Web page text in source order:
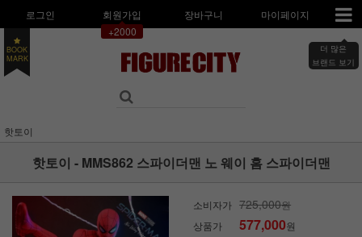
로그인
회원가입
+2000
장바구니 마이페이지
더 많은
브랜드 보기
BOOK
MARK
핫토이
핫토이 - MMS862 스파이더맨 노 웨이 홈 스파이더맨
소비자가 725,000원
상품가
577,000원